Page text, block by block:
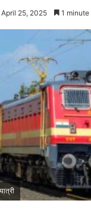
April 25, 2025 1 minute